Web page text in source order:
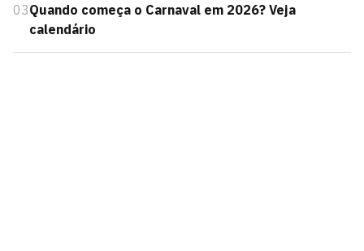
03Quando começa o Carnaval em 2026? Veja
calendário